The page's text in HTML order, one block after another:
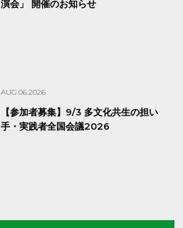
演会」 開催のお知らせ
AUG.06.2026
【参加者募集】9/3 多文化共生の担い
手・実践者全国会議2026